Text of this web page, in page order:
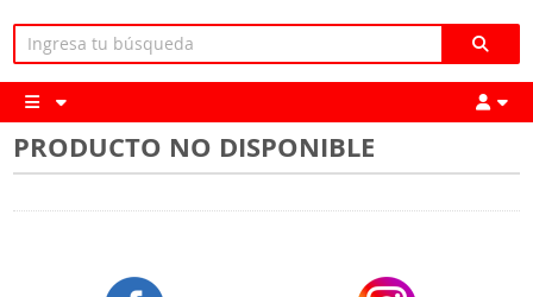
PRODUCTO NO DISPONIBLE